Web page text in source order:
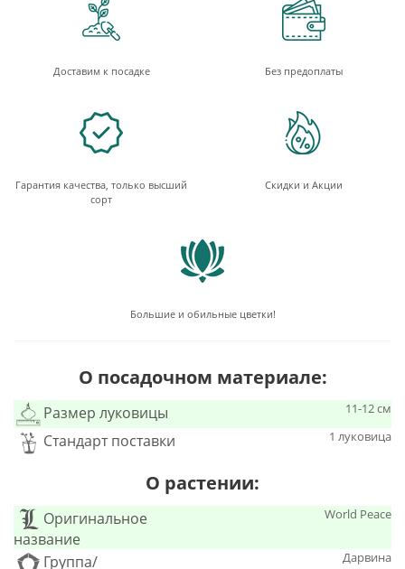
Доставим к посадке Без предоплаты
Гарантия качества, только высший
сорт
Скидки и Акции
Большие и обильные цветки!
О посадочном материале:
Размер луковицы 11-12 см
Стандарт поставки 1 луковица
О растении:
Оригинальное
название
World Peace
Группа/ Дарвина